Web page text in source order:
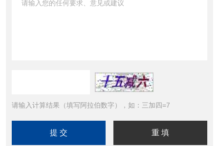
请输入计算结果（填写阿拉伯数字），如：三加四=7